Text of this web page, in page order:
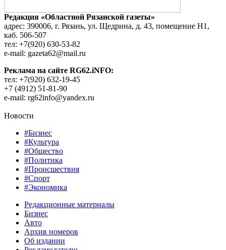
Редакция «Областной Рязанской газеты»
адрес: 390006, г. Рязань, ул. Щедрина, д. 43, помещение Н1,
каб. 506-507
тел: +7(920) 630-53-82
e-mail: gazeta62@mail.ru
Реклама на сайте RG62.iNFO:
тел: +7(920) 632-19-45
+7 (4912) 51-81-90
e-mail: rg62info@yandex.ru
Новости
#Бизнес
#Культура
#Общество
#Политика
#Происшествия
#Спорт
#Экономика
Редакционные материалы
Бизнес
Авто
Архив номеров
Об издании